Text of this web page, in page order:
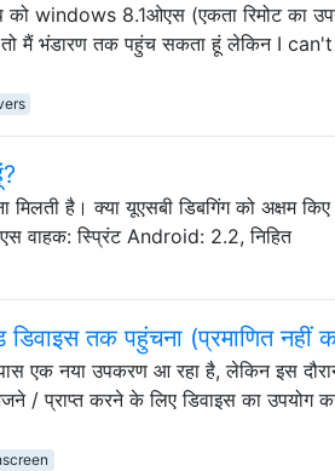
windows 8.1ओएस (एकता रिमोट का
मैं भंडारण तक पहुंच सकता हूं लेकिन I
है। क्या यूएसबी डिबगिंग को अक्षम किए
वाहक: स्प्रिंट Android: 2.2, निहित
तक पहुंचना (प्रमाणित नहीं
एक नया उपकरण आ रहा है, लेकिन इस
करने के लिए डिवाइस का उपयोग